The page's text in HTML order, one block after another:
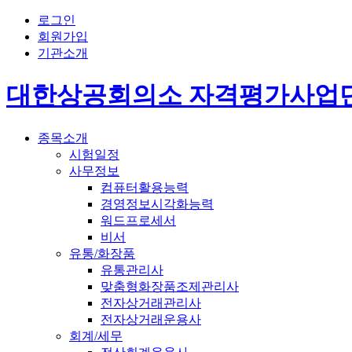
로그인
회원가입
기관소개
대한상공회의소 자격평가사업
종목소개
시험일정
사무정보
컴퓨터활용능력
경영정보시각화능력
워드프로세서
비서
유통/화장품
유통관리사
맞춤형화장품조제관리사
전자상거래관리사
전자상거래운용사
회계/세무